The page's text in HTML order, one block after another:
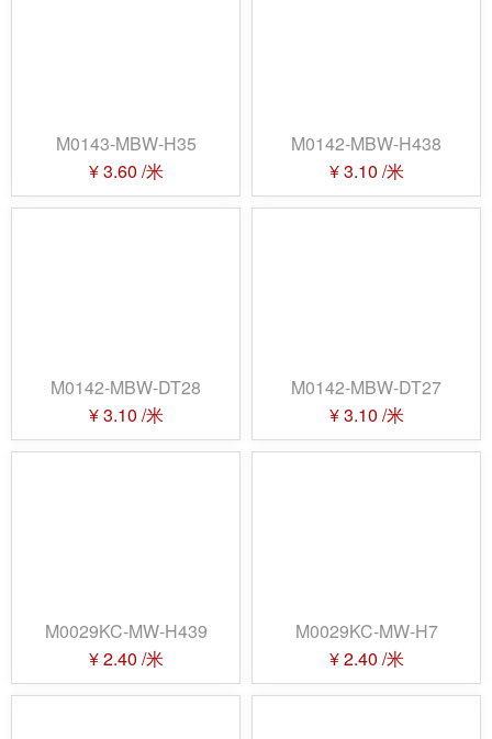
M0143-MBW-H35
¥3.60/米
M0142-MBW-H438
¥3.10/米
M0142-MBW-DT28
¥3.10/米
M0142-MBW-DT27
¥3.10/米
M0029KC-MW-H439
¥2.40/米
M0029KC-MW-H7
¥2.40/米